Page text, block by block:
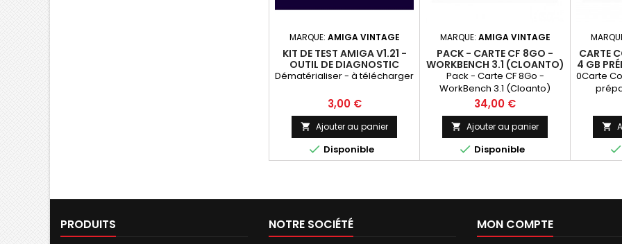
MARQUE: AMIGA VINTAGE
KIT DE TEST AMIGA V1.21 -
OUTIL DE DIAGNOSTIC
ESSENTIEL
Dématérialiser - à télécharger
Prix
3,00 €
 Ajouter au panier
 Disponible
MARQUE: AMIGA VINTAGE
PACK - CARTE CF 8GO -
WORKBENCH 3.1 (CLOANTO)
Pack - Carte CF 8Go -
WorkBench 3.1 (Cloanto)
Prix
34,00 €
 Ajouter au panier
 Disponible
CARTE
4 GB
0Carte


PRODUITS NOTRE SOCIÉTÉ MON COMPTE